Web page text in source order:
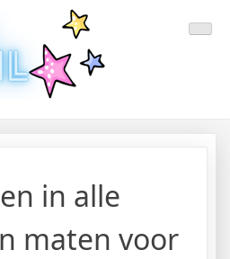
Uit De Media
En Buitenland
en Aanbiedingen
in alle
maten voor